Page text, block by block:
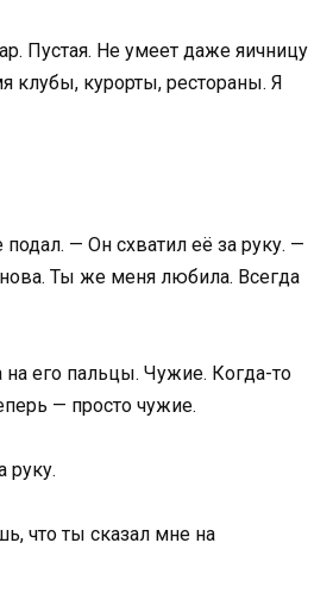
Пустая. Не умеет даже яичницу
клубы, курорты, рестораны. Я
— Он схватил её за руку. —
Ты же меня любила. Всегда
его пальцы. Чужие. Когда-то
— просто чужие.
руку.
что ты сказал мне на